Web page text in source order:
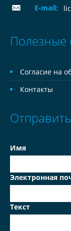
E-mail:
Полезные
Согласие на
Контакты
Имя
Электронная
Текст